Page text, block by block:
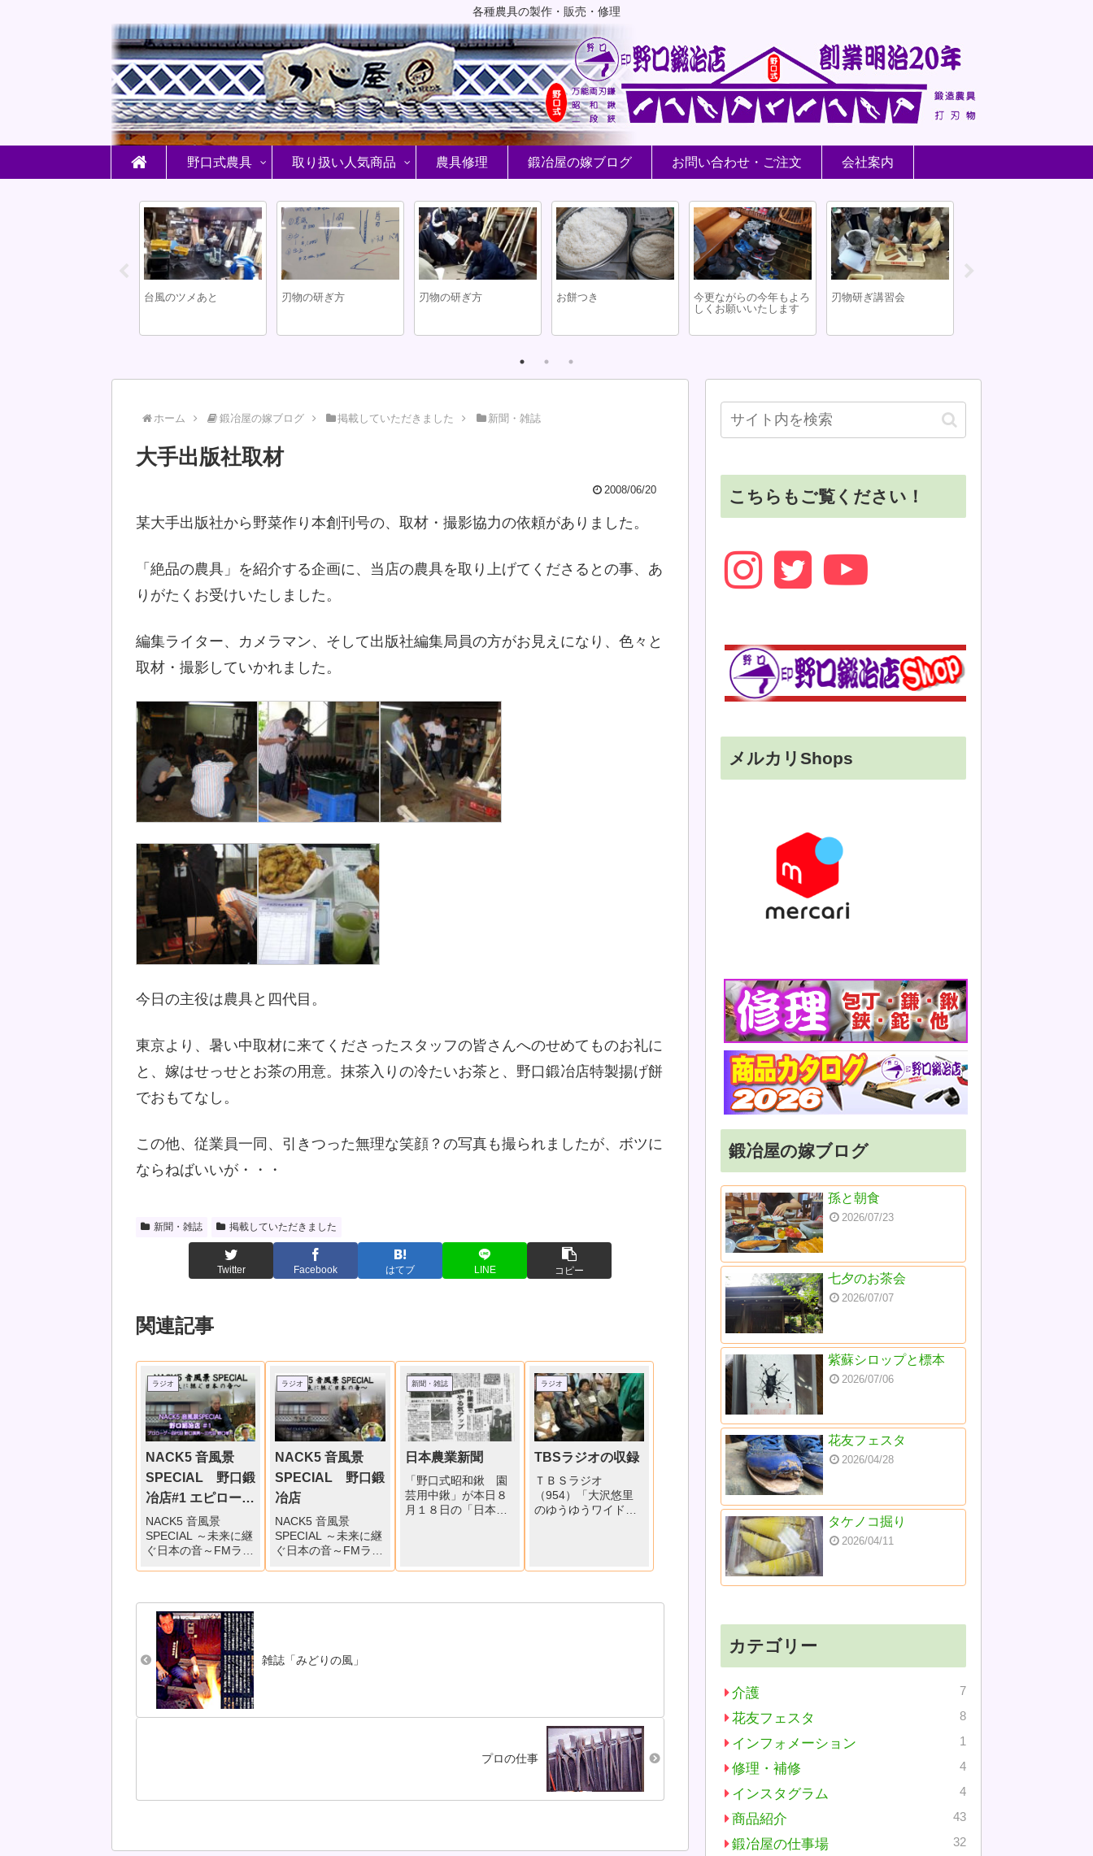
各種農具の製作・販売・修理
野口式農具 取り扱い人気商品 農具修理 鍛冶屋の嫁ブログ お問い合わせ・ご注文 会社案内
台風のツメあと 刃物の研ぎ方 刃物の研ぎ方 お餅つき
今更ながらの今年もよろ
しくお願いいたします
刃物研ぎ講習会
ホーム 鍛冶屋の嫁ブログ 掲載していただきました 新聞・雑誌
大手出版社取材
2008/06/20
某大手出版社から野菜作り本創刊号の、取材・撮影協力の依頼がありました。
「絶品の農具」を紹介する企画に、当店の農具を取り上げてくださるとの事、あ
りがたくお受けいたしました。
編集ライター、カメラマン、そして出版社編集局員の方がお見えになり、色々と
取材・撮影していかれました。
今日の主役は農具と四代目。
東京より、暑い中取材に来てくださったスタッフの皆さんへのせめてものお礼に
と、嫁はせっせとお茶の用意。抹茶入りの冷たいお茶と、野口鍛冶店特製揚げ餅
でおもてなし。
この他、従業員一同、引きつった無理な笑顔？の写真も撮られましたが、ボツに
ならねばいいが・・・
新聞・雑誌 掲載していただきました
Twitter Facebook はてブ LINE コピー
関連記事
ラジオ
NACK5 音風景
SPECIAL 野口鍛
冶店#1 エピローグ
～四代目 野口廣男
～三代目 野口孝一
NACK5 音風景
SPECIAL ～未来に継
ぐ日本の音～FMラジ
鍛冶店が放送されま
した。野口鍛冶店#1
エピローグ～四代目
野口廣男～三代目 野
口孝一（12:19）▶
N...
ラジオ
NACK5 音風景
SPECIAL 野口鍛
冶店
NACK5 音風景
SPECIAL ～未来に継
ぐ日本の音～FMラジ
野口廣男～三代目 野
口孝一（12:19）
新聞・雑誌
日本農業新聞
「野口式昭和鍬 園
芸用中鍬」が本日８
月１８日の「日本農
作業グッズ「子ども
ラジオ
TBSラジオの収録
ＴＢＳラジオ
（954）「大沢悠里
のゆうゆうワイド」
冶店で行われまし
雑誌「みどりの風」
プロの仕事
こちらもご覧ください！
メルカリShops
鍛冶屋の嫁ブログ
孫と朝食
2026/07/23
七夕のお茶会
2026/07/07
紫蘇シロップと標本
2026/07/06
花友フェスタ
2026/04/28
タケノコ掘り
2026/04/11
カテゴリー
介護 7
花友フェスタ 8
インフォメーション 1
修理・補修 4
インスタグラム 4
商品紹介 43
鍛冶屋の仕事場 32